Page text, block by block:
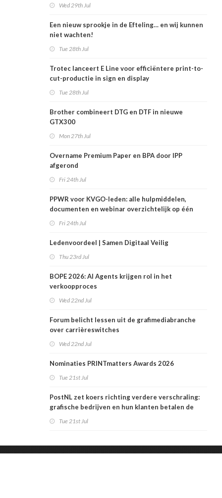
Wed 29th Jul
Een nieuw sprookje in de Efteling… en wij kunnen
niet wachten!
Tue 28th Jul
Trotec lanceert E Line voor efficiëntere print-to-
cut-productie in sign en display
Tue 28th Jul
Brother combineert DTG en DTF in nieuwe
GTX300
Mon 27th Jul
Overname Premium Paper en BPA door IPP
afgerond
Fri 24th Jul
PPWR voor KVGO-leden: alle hulpmiddelen,
documenten en webinar overzichtelijk op één
Fri 24th Jul
Ledenvoordeel | Samen Digitaal Veilig
Thu 23rd Jul
BOPE 2026: AI Agents krijgen rol in het
verkoopproces
Wed 22nd Jul
Forum belicht lessen uit de grafimediabranche
over carrièreswitches
Wed 22nd Jul
Nominaties PRINTmatters Awards 2026
Tue 21st Jul
PostNL zet koers richting verdere verschraling:
grafische bedrijven en hun klanten betalen de
Tue 21st Jul